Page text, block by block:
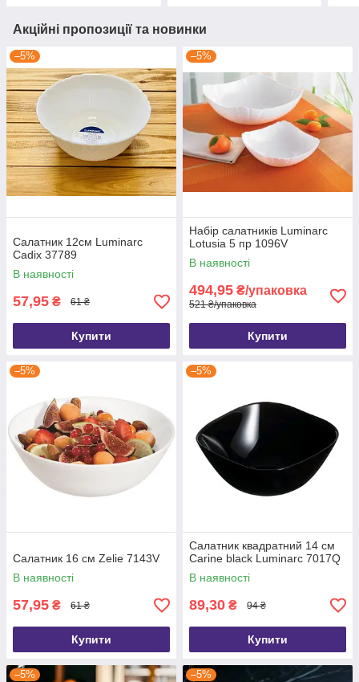
Акційні пропозиції та новинки
–5%
Салатник 12см Luminarc
Cadix 37789
В наявності
57,95 ₴ 61 ₴
Купити
–5%
Набір салатників Luminarc
Lotusia 5 пр 1096V
В наявності
494,95 ₴/упаковка
521 ₴/упаковка
Купити
–5%
Салатник 16 см Zelie 7143V
В наявності
57,95 ₴ 61 ₴
Купити
–5%
Салатник квадратний 14 см
Carine black Luminarc 7017Q
В наявності
89,30 ₴ 94 ₴
Купити
–5% –5%